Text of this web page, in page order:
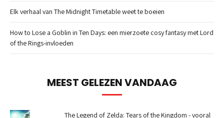
Elk verhaal van The Midnight Timetable weet te boeien
How to Lose a Goblin in Ten Days: een mierzoete cosy fantasy met Lord
of the Rings-invloeden
MEEST GELEZEN VANDAAG
The Legend of Zelda: Tears of the Kingdom - vooral